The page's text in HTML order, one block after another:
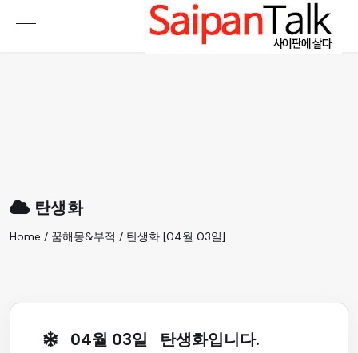
탄생화
Home / 꿈해몽&부적 / 탄생화 [04월 03일]
04월 03일 탄생화입니다.
여행정보
생활정보
갤러리 & 동영상